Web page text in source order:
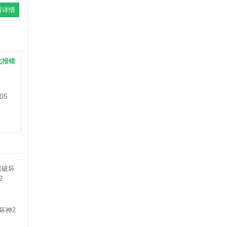
详情
报错
神2